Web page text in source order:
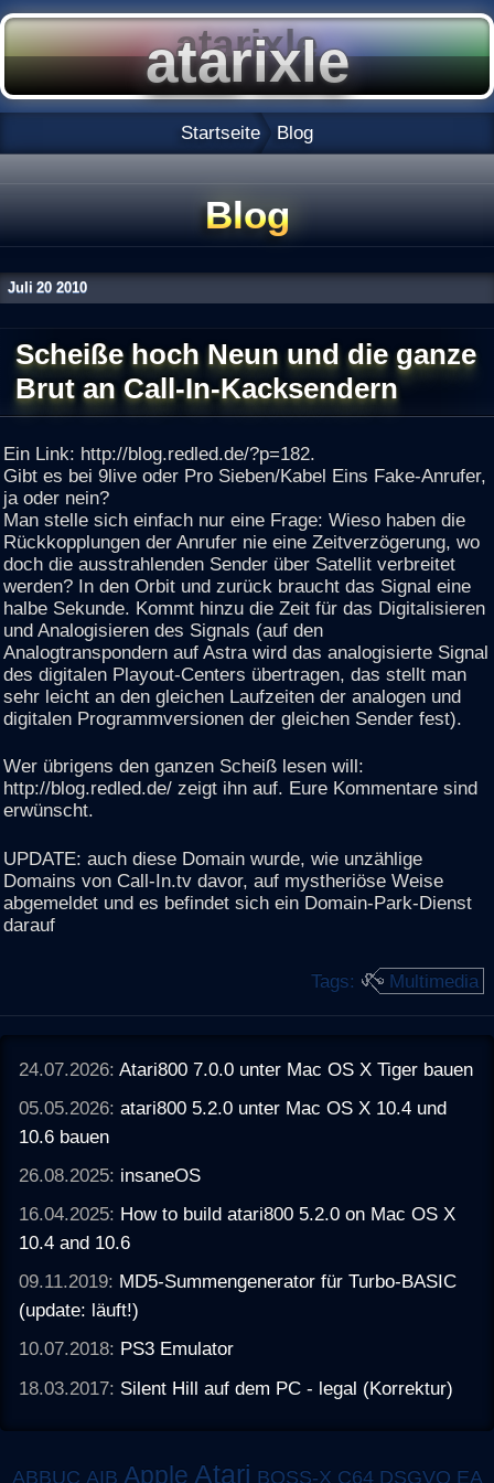
Startseite Blog
Blog
Juli 20 2010
Scheiße hoch Neun und die ganze
Brut an Call-In-Kacksendern
Ein Link: http://blog.redled.de/?p=182.
Gibt es bei 9live oder Pro Sieben/Kabel Eins Fake-Anrufer,
ja oder nein?
Man stelle sich einfach nur eine Frage: Wieso haben die
Rückkopplungen der Anrufer nie eine Zeitverzögerung, wo
doch die ausstrahlenden Sender über Satellit verbreitet
werden? In den Orbit und zurück braucht das Signal eine
halbe Sekunde. Kommt hinzu die Zeit für das Digitalisieren
und Analogisieren des Signals (auf den
Analogtranspondern auf Astra wird das analogisierte Signal
des digitalen Playout-Centers übertragen, das stellt man
sehr leicht an den gleichen Laufzeiten der analogen und
digitalen Programmversionen der gleichen Sender fest).
Wer übrigens den ganzen Scheiß lesen will:
http://blog.redled.de/ zeigt ihn auf. Eure Kommentare sind
erwünscht.
UPDATE: auch diese Domain wurde, wie unzählige
Domains von Call-In.tv davor, auf mystheriöse Weise
abgemeldet und es befindet sich ein Domain-Park-Dienst
darauf
Tags: Multimedia
24.07.2026:Atari800 7.0.0 unter Mac OS X Tiger bauen
05.05.2026:atari800 5.2.0 unter Mac OS X 10.4 und
10.6 bauen
26.08.2025: insaneOS
16.04.2025: How to build atari800 5.2.0 on Mac OS X
10.4 and 10.6
09.11.2019: MD5-Summengenerator für Turbo-BASIC
(update: läuft!)
10.07.2018: PS3 Emulator
18.03.2017: Silent Hill auf dem PC - legal (Korrektur)
ABBUC AIB Apple Atari BOSS-X C64 DSGVO EA